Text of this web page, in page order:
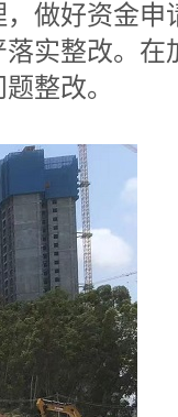
做好资金申
实整改。在
整改。